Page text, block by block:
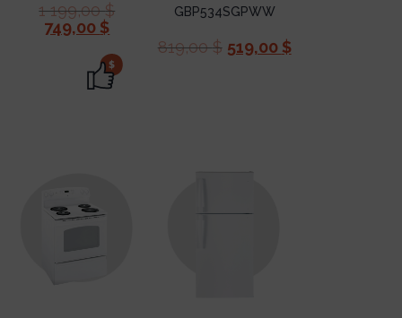
1 199,00$
749,00 $
$
GBP534SGPWW
819,00$ 519,00 $